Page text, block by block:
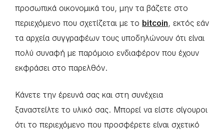
προσωπικά οικονομικά του, μην τα βάζετε στο
περιεχόμενο που σχετίζεται με το bitcoin, εκτός εάν
τα αρχεία συγγραφέων τους υποδηλώνουν ότι είναι
πολύ συναφή με παρόμοιο ενδιαφέρον που έχουν
εκφράσει στο παρελθόν.
Κάνετε την έρευνά σας και στη συνέχεια
ξαναστείλτε το υλικό σας. Μπορεί να είστε σίγουροι
ότι το περιεχόμενο που προσφέρετε είναι σχετικό